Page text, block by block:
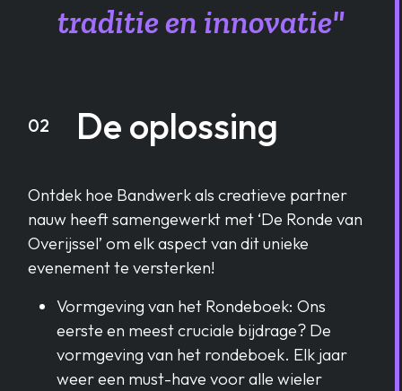
traditie en innovatie"
02 De oplossing
Ontdek hoe Bandwerk als creatieve partner
nauw heeft samengewerkt met ‘De Ronde van
Overijssel’ om elk aspect van dit unieke
evenement te versterken!
Vormgeving van het Rondeboek: Ons
eerste en meest cruciale bijdrage? De
vormgeving van het rondeboek. Elk jaar
weer een must-have voor alle wieler